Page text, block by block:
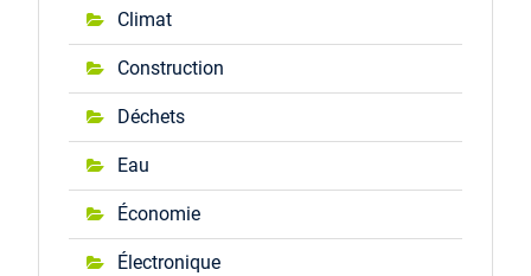
Climat
Construction
Déchets
Eau
Économie
Électronique